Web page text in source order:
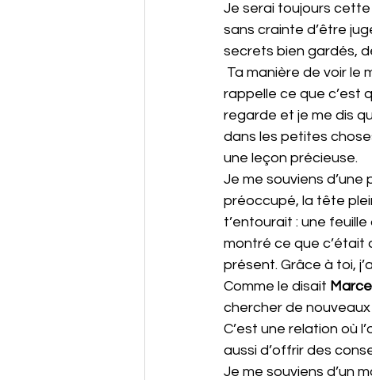
Je serai toujours
sans crainte d’être
secrets bien gardés,
Ta manière de voir le
rappelle ce que c’est
regarde et je me dis
dans les petites
une leçon précieuse.
Je me souviens
préoccupé, la tête
t’entourait : une
montré ce que c’était
présent. Grâce à toi,
Comme le disait
chercher de
C’est une relation où
aussi d’offrir des
Je me souviens d’un